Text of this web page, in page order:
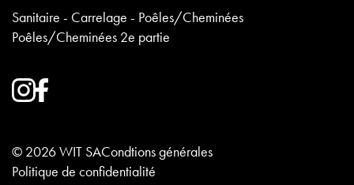
Sanitaire - Carrelage - Poêles/Cheminées
Poêles/Cheminées 2e partie
© 2026 WIT SACondtions générales
Politique de confidentialité